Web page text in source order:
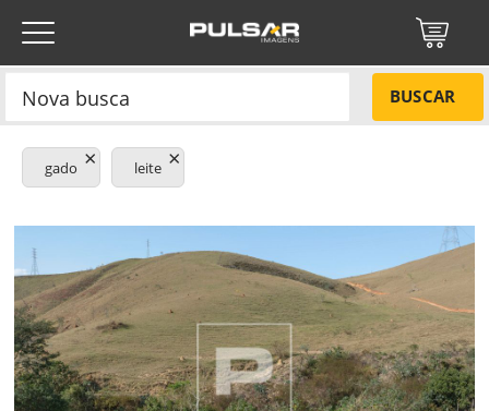
BUSCAR
gado × leite ×
Título do projeto
Códigos
NÃO
SIM
Título do projeto
Tamanho PR$ 57,00